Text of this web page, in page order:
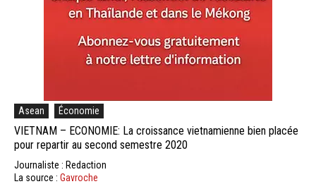
Asean Économie
VIETNAM – ECONOMIE: La croissance vietnamienne bien placée
pour repartir au second semestre 2020
Journaliste : Redaction
La source : Gavroche